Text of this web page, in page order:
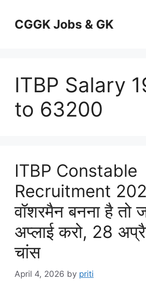
contentCGGK Jobs & GK
ITBP Salary
to 63200
ITBP Constable
Recruitment
वॉशरमैन बनना है तो
अप्लाई करो, 28
चांस
April 4, 2026 by priti